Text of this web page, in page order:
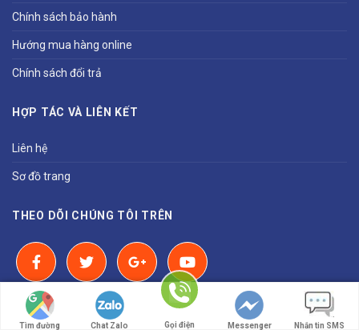
Chính sách bảo hành
Hướng mua hàng online
Chính sách đổi trả
HỢP TÁC VÀ LIÊN KẾT
Liên hệ
Sơ đồ trang
THEO DÕI CHÚNG TÔI TRÊN
CHỨNG NHẬN
Tìm đường Chat Zalo Gọi điện Messenger Nhắn tin SMS